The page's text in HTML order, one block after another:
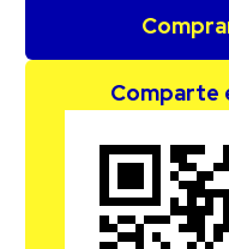
Comparte